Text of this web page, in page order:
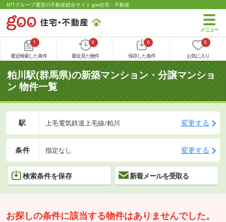
NTTグループ運営の不動産総合サイト goo住宅・不動産
1
最近検索した条件
0
最近見た物件
0
保存した条件
0
お気に入り
粕川駅(群馬県)の新築マンション・分譲マンショ
ン 物件一覧
駅 上毛電気鉄道上毛線/粕川 変更する
条件 指定なし 変更する
検索条件を保存 新着メールを受取る
お探しの条件に該当する物件はありませんでした。